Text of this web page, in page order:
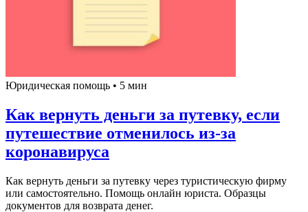
Юридическая помощь • 5 мин
Как вернуть деньги за путевку, если
путешествие отменилось из-за
коронавируса
Как вернуть деньги за путевку через туристическую фирму
или самостоятельно. Помощь онлайн юриста. Образцы
документов для возврата денег.